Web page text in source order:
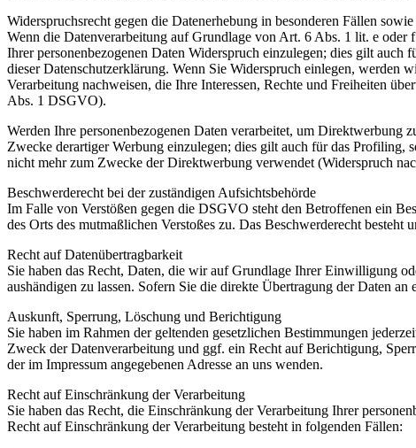
Widerspruchsrecht gegen die Datenerhebung in besonderen Fällen
Wenn die Datenverarbeitung auf Grundlage von Art. 6 Abs. 1 lit. e oder
Ihrer personenbezogenen Daten Widerspruch einzulegen; dies gilt
dieser Datenschutzerklärung. Wenn Sie Widerspruch einlegen, werden
Verarbeitung nachweisen, die Ihre Interessen, Rechte und Freiheiten
Abs. 1 DSGVO).
Werden Ihre personenbezogenen Daten verarbeitet, um Direktwerbung
Zwecke derartiger Werbung einzulegen; dies gilt auch für das Profiling,
nicht mehr zum Zwecke der Direktwerbung verwendet (Widerspruch
Beschwerderecht bei der zuständigen Aufsichtsbehörde
Im Falle von Verstößen gegen die DSGVO steht den Betroffenen ein
des Orts des mutmaßlichen Verstoßes zu. Das Beschwerderecht
Recht auf Datenübertragbarkeit
Sie haben das Recht, Daten, die wir auf Grundlage Ihrer Einwilligung
aushändigen zu lassen. Sofern Sie die direkte Übertragung der Daten
Auskunft, Sperrung, Löschung und Berichtigung
Sie haben im Rahmen der geltenden gesetzlichen Bestimmungen
Zweck der Datenverarbeitung und ggf. ein Recht auf Berichtigung,
der im Impressum angegebenen Adresse an uns wenden.
Recht auf Einschränkung der Verarbeitung
Sie haben das Recht, die Einschränkung der Verarbeitung Ihrer
Recht auf Einschränkung der Verarbeitung besteht in folgenden Fällen: